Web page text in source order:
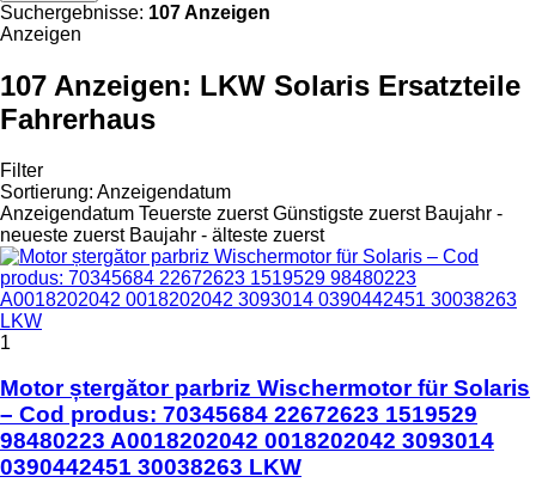
Suchergebnisse: 107 Anzeigen
Anzeigen
107 Anzeigen: LKW Solaris Ersatzteile
Fahrerhaus
Filter
Sortierung: Anzeigendatum
Anzeigendatum Teuerste zuerst Günstigste zuerst Baujahr -
neueste zuerst Baujahr - älteste zuerst
1
Motor ștergător parbriz Wischermotor für Solaris
– Cod produs: 70345684 22672623 1519529
98480223 A0018202042 0018202042 3093014
0390442451 30038263 LKW